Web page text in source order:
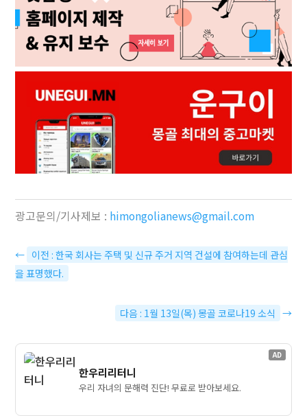
광고문의/기사제보 : himongolianews@gmail.com
← 이전 : 한국 회사는 주택 및 신규 주거 지역 건설에 참여하는데 관심
을 표명했다.
다음 : 1월 13일(목) 몽골 코로나19 소식 →
AD
한우리리터니
우리 자녀의 문해력 진단! 무료로 받아보세요.